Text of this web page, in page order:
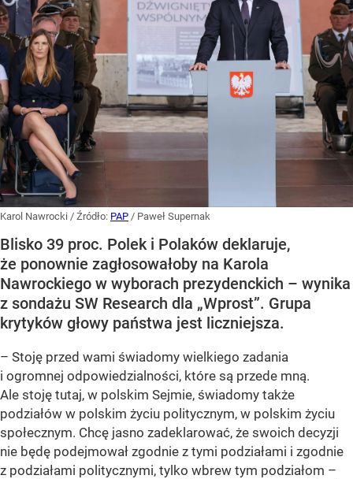
Karol Nawrocki / Źródło: PAP / Paweł Supernak
Blisko 39 proc. Polek i Polaków deklaruje,
że ponownie zagłosowałoby na Karola
Nawrockiego w wyborach prezydenckich – wynika
z sondażu SW Research dla „Wprost”. Grupa
krytyków głowy państwa jest liczniejsza.
– Stoję przed wami świadomy wielkiego zadania
i ogromnej odpowiedzialności, które są przede mną.
Ale stoję tutaj, w polskim Sejmie, świadomy także
podziałów w polskim życiu politycznym, w polskim życiu
społecznym. Chcę jasno zadeklarować, że swoich decyzji
nie będę podejmował zgodnie z tymi podziałami i zgodnie
z podziałami politycznymi, tylko wbrew tym podziałom –